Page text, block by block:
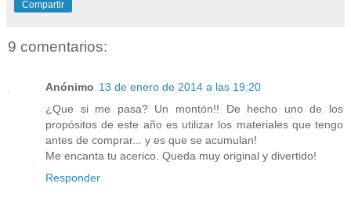
Compartir
9 comentarios:
Anónimo 13 de enero de 2014 a las 19:20
¿Que si me pasa? Un montón!! De hecho uno de los
propósitos de este año es utilizar los materiales que tengo
antes de comprar... y es que se acumulan!
Me encanta tu acerico. Queda muy original y divertido!
Responder